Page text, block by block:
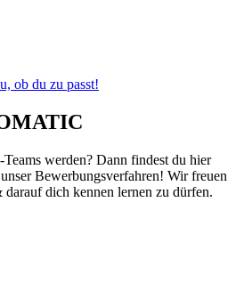
ob du zu passt!
werden? Dann findest du hier
Bewerbungsverfahren! Wir freuen
dich kennen lernen zu dürfen.